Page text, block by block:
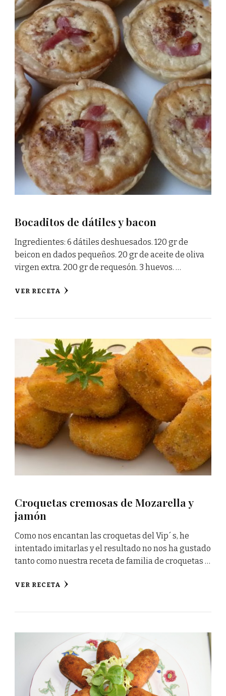
Bocaditos de dátiles y bacon
Ingredientes: 6 dátiles deshuesados. 120 gr de
beicon en dados pequeños. 20 gr de aceite de oliva
virgen extra. 200 gr de requesón. 3 huevos. …
VER RECETA
Croquetas cremosas de Mozarella y
jamón
Como nos encantan las croquetas del Vip´ s, he
intentado imitarlas y el resultado no nos ha gustado
tanto como nuestra receta de familia de croquetas …
VER RECETA